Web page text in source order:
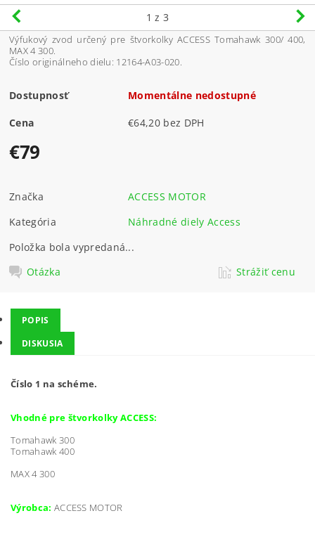
1 z 3
Výfukový zvod určený pre štvorkolky ACCESS Tomahawk 300/ 400,
MAX 4 300.
Číslo originálneho dielu: 12164-A03-020.
Dostupnosť Momentálne nedostupné
Cena €64,20 bez DPH
€79
Značka
ACCESS MOTOR
Kategória
Náhradné diely Access
Položka bola vypredaná...
Otázka
Strážiť cenu
POPIS
DISKUSIA
Číslo 1 na schéme.
Vhodné pre štvorkolky ACCESS:
Tomahawk 300
Tomahawk 400
MAX 4 300
Výrobca: ACCESS MOTOR